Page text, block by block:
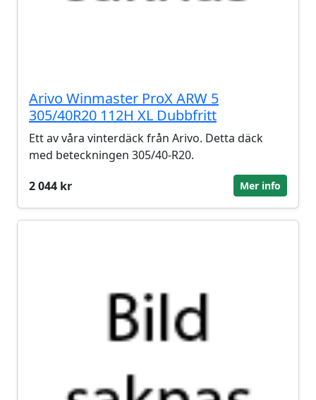
Arivo Winmaster ProX ARW 5
305/40R20 112H XL Dubbfritt
Ett av våra vinterdäck från Arivo. Detta däck
med beteckningen 305/40-R20.
2 044 kr
Mer info